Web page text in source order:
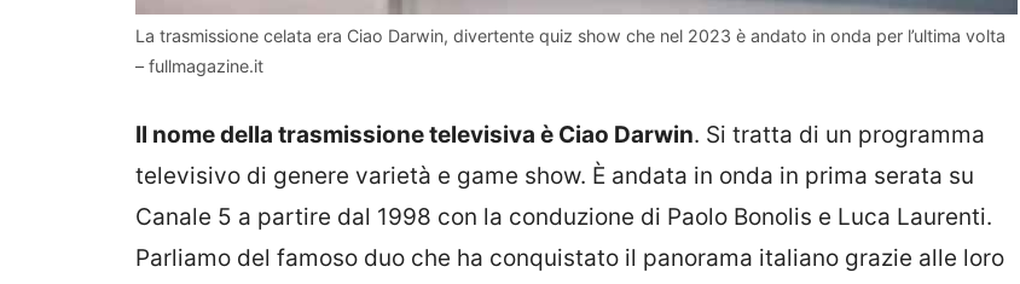
La trasmissione celata era Ciao Darwin, divertente quiz show che nel 2023 è andato in onda per l’ultima volta
– fullmagazine.it
Il nome della trasmissione televisiva è Ciao Darwin. Si tratta di un programma
televisivo di genere varietà e game show. È andata in onda in prima serata su
Canale 5 a partire dal 1998 con la conduzione di Paolo Bonolis e Luca Laurenti.
Parliamo del famoso duo che ha conquistato il panorama italiano grazie alle loro